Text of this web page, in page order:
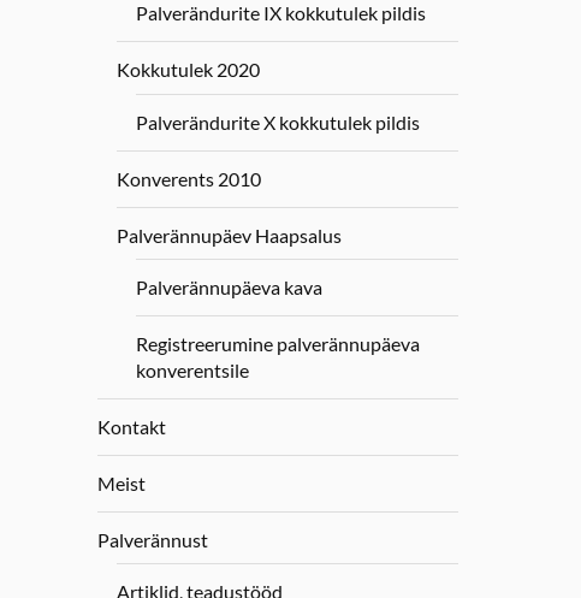
Palverändurite IX kokkutulek pildis
Kokkutulek 2020
Palverändurite X kokkutulek pildis
Konverents 2010
Palverännupäev Haapsalus
Palverännupäeva kava
Registreerumine palverännupäeva
konverentsile
Kontakt
Meist
Palverännust
Artiklid, teadustööd